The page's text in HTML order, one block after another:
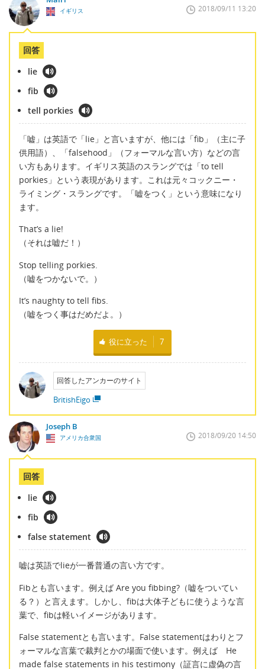
イギリス 2018/09/11 13:20
回答
lie
fib
tell porkies
「嘘」は英語で「lie」と言いますが、他には「fib」（主に子
供用語）、「falsehood」（フォーマルな言い方）などの言
い方もあります。イギリス英語のスラングでは「to tell
porkies」という表現があります。これは元々コックニー・
ライミング・スラングです。「嘘をつく」という意味になり
ます。
That’s a lie!
（それは嘘だ！）
Stop telling porkies.
（嘘をつかないで。）
It’s naughty to tell fibs.
（嘘をつく事はだめだよ。）
役に立った 7
回答したアンカーのサイト
BritishEigo
Joseph B
アメリカ合衆国 2018/09/20 14:50
回答
lie
fib
false statement
嘘は英語でlieが一番普通の言い方です。
Fibとも言います。例えば Are you fibbing?（嘘をついてい
る？）と言えます。しかし、fibは大体子どもに使うような言
葉で、fibは軽いイメージがあります。
False statementとも言います。False statementはわりとフ
ォーマルな言葉で裁判とかの場面で使います。例えば He
made false statements in his testimony（証言に虚偽の言